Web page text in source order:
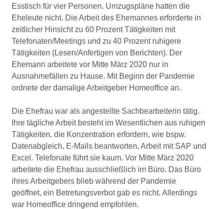
Esstisch für vier Personen. Umzugspläne hatten die
Eheleute nicht. Die Arbeit des Ehemannes erforderte in
zeitlicher Hinsicht zu 60 Prozent Tätigkeiten mit
Telefonaten/Meetings und zu 40 Prozent ruhigere
Tätigkeiten (Lesen/Anfertigen von Berichten). Der
Ehemann arbeitete vor Mitte März 2020 nur in
Ausnahmefällen zu Hause. Mit Beginn der Pandemie
ordnete der damalige Arbeitgeber Homeoffice an.
Die Ehefrau war als angestellte Sachbearbeiterin tätig.
Ihre tägliche Arbeit besteht im Wesentlichen aus ruhigen
Tätigkeiten, die Konzentration erfordern, wie bspw.
Datenabgleich, E-Mails beantworten, Arbeit mit SAP und
Excel. Telefonate führt sie kaum. Vor Mitte März 2020
arbeitete die Ehefrau ausschließlich im Büro. Das Büro
ihres Arbeitgebers blieb während der Pandemie
geöffnet, ein Betretungsverbot gab es nicht. Allerdings
war Homeoffice dringend empfohlen.